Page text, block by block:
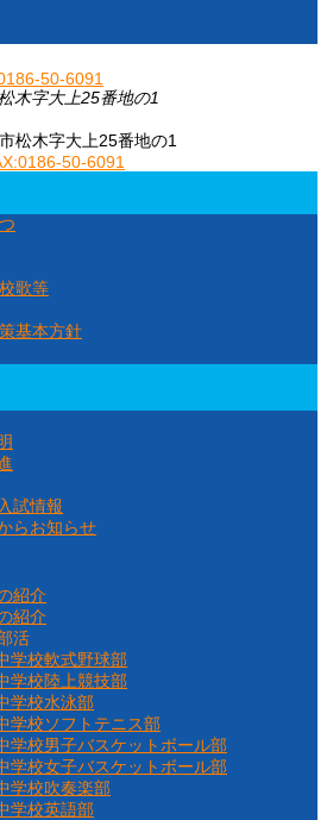
50-6091
木字大上25番地の1
院
県北地域唯一の中高一貫教育校です
松木字大上25番地の1
50-6091
歌等
基本方針
試情報
らお知らせ
紹介
紹介
活
学校軟式野球部
学校陸上競技部
学校水泳部
学校ソフトテニス部
学校男子バスケットボール部
学校女子バスケットボール部
学校吹奏楽部
学校英語部